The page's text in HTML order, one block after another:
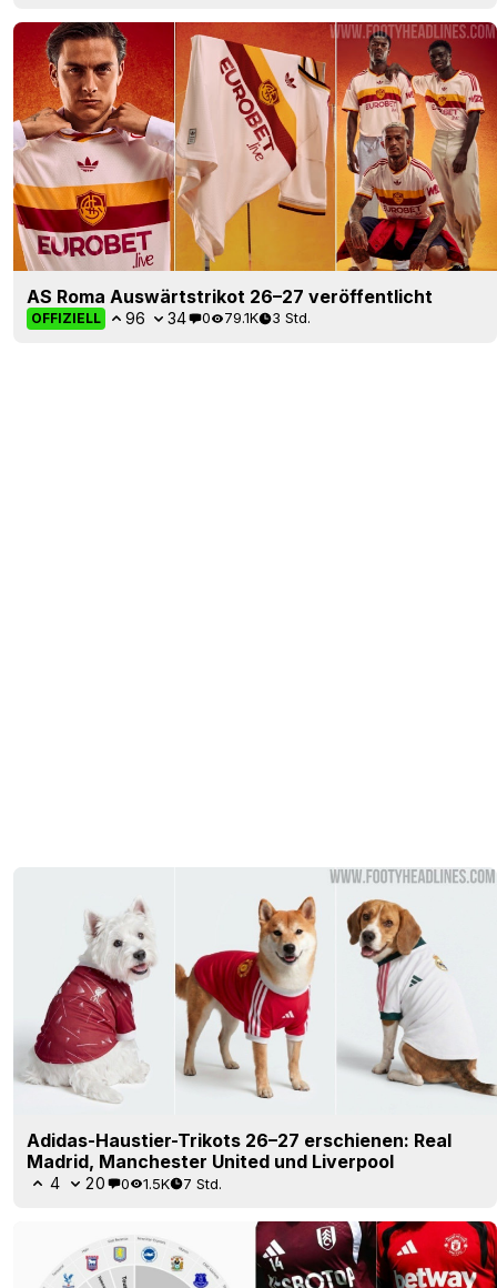
AS Roma Auswärtstrikot 26–27 veröffentlicht
OFFIZIELL 96 34 0 79.1K 3 Std.
Adidas-Haustier-Trikots 26–27 erschienen: Real
Madrid, Manchester United und Liverpool
4 20 0 1.5K 7 Std.